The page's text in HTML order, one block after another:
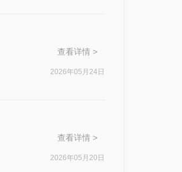
查看详情 >
2026年05月24日
查看详情 >
2026年05月20日